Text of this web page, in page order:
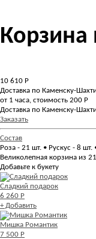
Корзина
10 610 Р
Доставка по Каменску-
от 1 часа, стоимость 200 Р
Доставка по Каменску-
Заказать
Состав
Роза - 21 шт. • Рускус - 8
Великолепная корзина из
Добавьте к букету
Сладкий подарок
6 260 Р
+ Добавить
Мишка Романтик
7 500 Р